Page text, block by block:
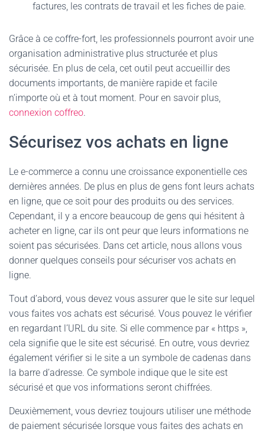
factures, les contrats de travail et les fiches de paie.
Grâce à ce coffre-fort, les professionnels pourront avoir une
organisation administrative plus structurée et plus
sécurisée. En plus de cela, cet outil peut accueillir des
documents importants, de manière rapide et facile
n’importe où et à tout moment. Pour en savoir plus,
connexion coffreo.
Sécurisez vos achats en ligne
Le e-commerce a connu une croissance exponentielle ces
dernières années. De plus en plus de gens font leurs achats
en ligne, que ce soit pour des produits ou des services.
Cependant, il y a encore beaucoup de gens qui hésitent à
acheter en ligne, car ils ont peur que leurs informations ne
soient pas sécurisées. Dans cet article, nous allons vous
donner quelques conseils pour sécuriser vos achats en
ligne.
Tout d’abord, vous devez vous assurer que le site sur lequel
vous faites vos achats est sécurisé. Vous pouvez le vérifier
en regardant l’URL du site. Si elle commence par « https »,
cela signifie que le site est sécurisé. En outre, vous devriez
également vérifier si le site a un symbole de cadenas dans
la barre d’adresse. Ce symbole indique que le site est
sécurisé et que vos informations seront chiffrées.
Deuxièmement, vous devriez toujours utiliser une méthode
de paiement sécurisée lorsque vous faites des achats en